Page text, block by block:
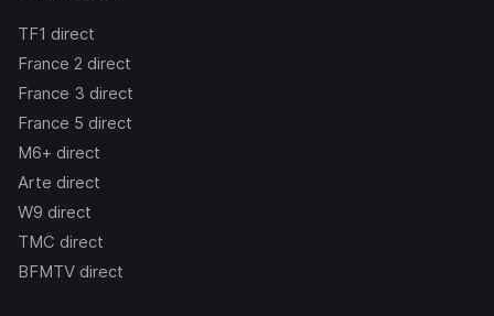
TF1 direct
France 2 direct
France 3 direct
France 5 direct
M6+ direct
Arte direct
W9 direct
TMC direct
BFMTV direct